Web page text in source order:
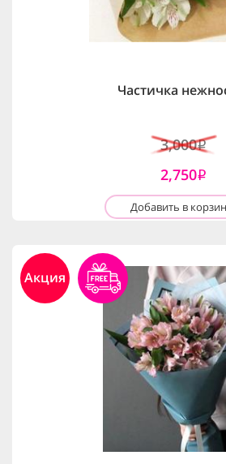
Частичка
3,000i
2,750i
Добавить в
Акция